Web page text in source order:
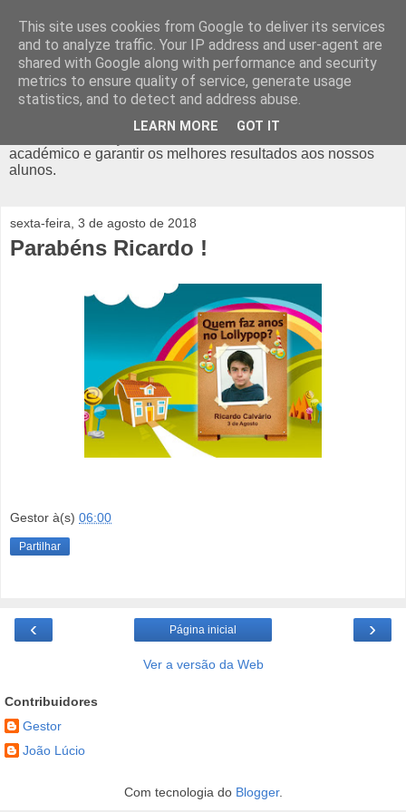
Diário do Lollypop
O Lollypop é um ATL em Odivelas, com actividades como o
Futebol, Hip Hop, Capoeira, Teatro, Yoga, Ballet, Inglês, e
muito mais. Com alvará da Segurança Social, é um espaço
académico e garantir os melhores resultados aos nossos
alunos.
sexta-feira, 3 de agosto de 2018
Parabéns Ricardo !
Gestor à(s) 06:00
Partilhar
‹ ›
Página inicial
Ver a versão da Web
Contribuidores
Gestor
João Lúcio
Com tecnologia do Blogger.
This site uses cookies from Google to deliver its services
and to analyze traffic. Your IP address and user-agent are
shared with Google along with performance and security
metrics to ensure quality of service, generate usage
statistics, and to detect and address abuse.
LEARN MORE GOT IT